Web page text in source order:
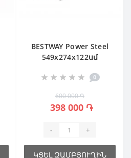
BESTWAY Power Steel
549х274х122սմ
0
600 000 ֏
398 000 ֏
- +
ԿՑԵԼ ԶԱՄԲՅՈՒՂԻՆ